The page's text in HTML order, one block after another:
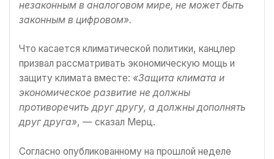
незаконным в аналоговом мире, не может быть
законным в цифровом».
Что касается климатической политики, канцлер
призвал рассматривать экономическую мощь и
защиту климата вместе: «Защита климата и
экономическое развитие не должны
противоречить друг другу, а должны дополнять
друг друга», — сказал Мерц.
Согласно опубликованному на прошлой неделе